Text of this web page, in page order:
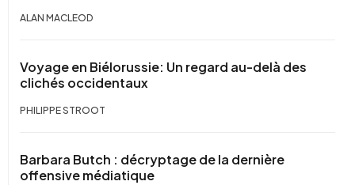
ALAN MACLEOD
Voyage en Biélorussie: Un regard au-delà des
clichés occidentaux
PHILIPPE STROOT
Barbara Butch : décryptage de la dernière
offensive médiatique